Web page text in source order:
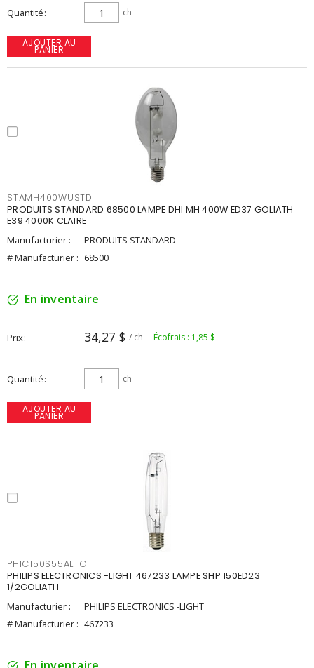
Quantité ch
AJOUTER AU
PANIER
STAMH400WUSTD
PRODUITS STANDARD 68500 LAMPE DHI MH 400W ED37 GOLIATH
E39 4000K CLAIRE
Manufacturier :
PRODUITS STANDARD
# Manufacturier : 68500
En inventaire
Prix 34,27 $ / ch Écofrais : 1,85 $
Quantité ch
AJOUTER AU
PANIER
PHIC150S55ALTO
PHILIPS ELECTRONICS -LIGHT 467233 LAMPE SHP 150ED23
1/2GOLIATH
Manufacturier :
PHILIPS ELECTRONICS -LIGHT
# Manufacturier : 467233